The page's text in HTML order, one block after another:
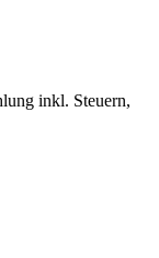
inkl. Steuern,